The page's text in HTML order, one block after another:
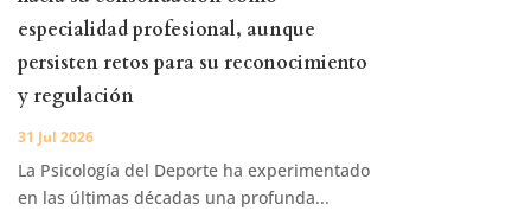
especialidad profesional, aunque
persisten retos para su reconocimiento
y regulación
31 Jul 2026
La Psicología del Deporte ha experimentado
en las últimas décadas una profunda...